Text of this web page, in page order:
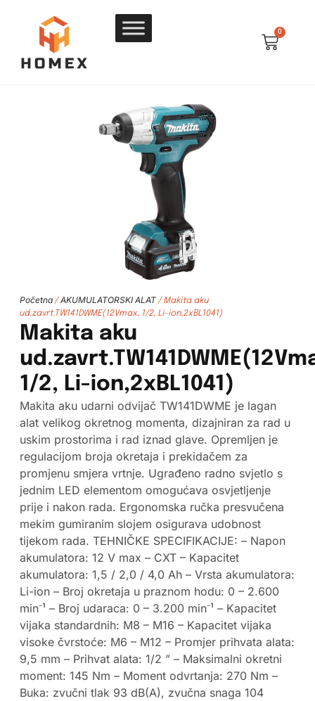
0
Početna/ AKUMULATORSKI ALAT/ Makita aku
ud.zavrt.TW141DWME(12Vmax, 1/2, Li-ion,2xBL1041)
Makita aku
1/2, Li-ion,2xBL1041)
Makita aku udarni odvijač TW141DWME je lagan
alat velikog okretnog momenta, dizajniran za rad u
uskim prostorima i rad iznad glave. Opremljen je
regulacijom broja okretaja i prekidačem za
promjenu smjera vrtnje. Ugrađeno radno svjetlo s
jednim LED elementom omogućava osvjetljenje
prije i nakon rada. Ergonomska ručka presvučena
mekim gumiranim slojem osigurava udobnost
tijekom rada. TEHNIČKE SPECIFIKACIJE: – Napon
akumulatora: 12 V max – CXT – Kapacitet
akumulatora: 1,5 / 2,0 / 4,0 Ah – Vrsta akumulatora:
Li-ion – Broj okretaja u praznom hodu: 0 – 2.600
min⁻¹ – Broj udaraca: 0 – 3.200 min⁻¹ – Kapacitet
vijaka standardnih: M8 – M16 – Kapacitet vijaka
visoke čvrstoće: M6 – M12 – Promjer prihvata alata:
9,5 mm – Prihvat alata: 1/2 ” – Maksimalni okretni
moment: 145 Nm – Moment odvrtanja: 270 Nm –
Buka: zvučni tlak 93 dB(A), zvučna snaga 104